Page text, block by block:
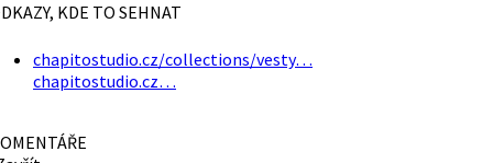
KDE TO SEHNAT
chapitostudio.cz/collections/vesty…
chapitostudio.cz…